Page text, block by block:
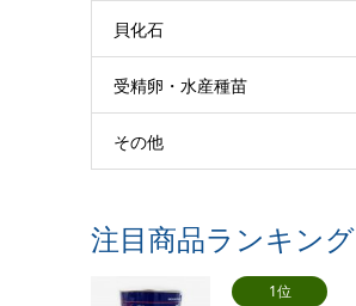
貝化石
受精卵・水産種苗
その他
注目商品ランキング
1位